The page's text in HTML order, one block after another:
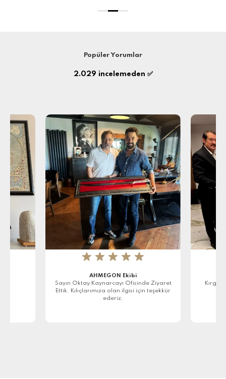
Popüler Yorumlar
2.029 incelemeden ✅
★ ★ ★ ★ ★
AHMEGON Ekibi
Sayın Oktay Kaynarcayı Ofisinde Ziyaret
Ettik. Kılıçlarımıza olan ilgisi için teşekkür
ederiz.